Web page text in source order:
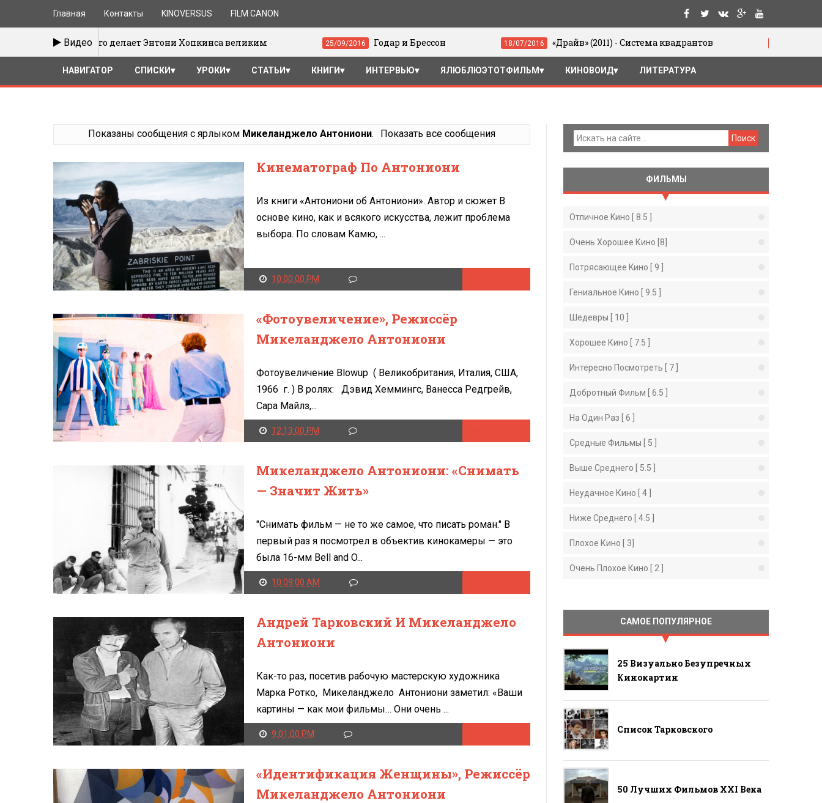
Главная Контакты KINOVERSUS FILM CANON
Видео
Что делает Энтони Хопкинса великим Годар и Брессон «Драйв» (2011) - Система квадрантов Юрий
НАВИГАТОР СПИСКИ УРОКИ СТАТЬИ КНИГИ ИНТЕРВЬЮ ЯЛЮБЛЮЭТОТФИЛЬМ КИНОВОИД ЛИТЕРАТУРА
Показаны сообщения с ярлыком Микеланджело Антониони. Показать все сообщения
Кинематограф По Антониони
Из книги «Антониони об Антониони». Автор и сюжет В
основе кино, как и всякого искусства, лежит проблема
выбора. По словам Камю, ...
10:00:00 PM
«Фотоувеличение», Режиссёр
Микеланджело Антониони
Фотоувеличение Blowup ( Великобритания, Италия, США,
1966 г. ) В ролях: Дэвид Хеммингс, Ванесса Редгрейв,
Сара Майлз,...
12:13:00 PM
Микеланджело Антониони: «Снимать
— Значит Жить»
"Снимать фильм — не то же самое, что писать роман." В
первый раз я посмотрел в объектив кинокамеры — это
была 16-мм Bell and O...
10:09:00 AM
Андрей Тарковский И Микеланджело
Антониони
Как-то раз, посетив рабочую мастерскую художника
Марка Ротко, Микеланджело Антониони заметил: «Ваши
картины — как мои фильмы… Они очень ...
9:01:00 PM
«Идентификация Женщины», Режиссёр
Микеланджело Антониони
ФИЛЬМЫ
Отличное Kино [ 8.5 ]
Очень Хорошее Кино [8]
Потрясающее Kино [ 9 ]
Гениальное Кино [ 9.5 ]
Шедевры [ 10 ]
Хорошее Кино [ 7.5 ]
Интересно Посмотреть [ 7 ]
Добротный Фильм [ 6.5 ]
На Один Раз [ 6 ]
Средные Фильмы [ 5 ]
Выше Среднего [ 5.5 ]
Неудачное Кино [ 4 ]
Ниже Среднего [ 4.5 ]
Плохое Кино [ 3]
Очень Плохое Кино [ 2 ]
САМОЕ ПОПУЛЯРНОЕ
25 Визуально Безупречных
Кинокартин
Список Тарковского
50 Лучших Фильмов ХХI Века